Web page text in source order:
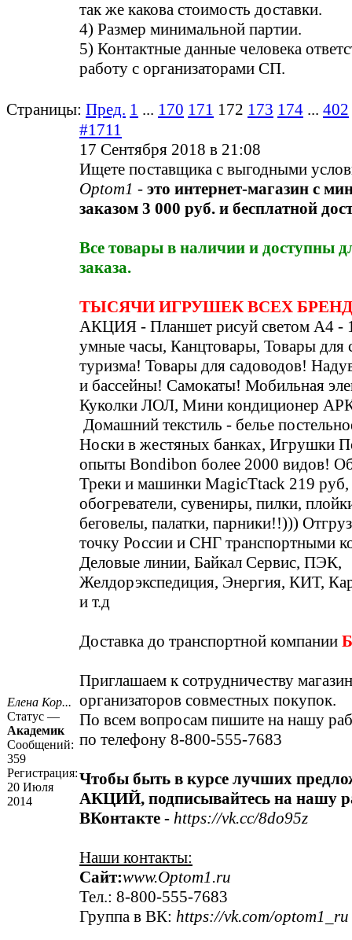
так же какова стоимость доставки.
4) Размер минимальной партии.
5) Контактные данные человека
работу с организаторами СП.
Страницы: Пред. 1 ... 170 171 172 173 174 ... 402
Елена Кор...
Статус —
Академик
Сообщений:
359
Регистрация:
20 Июля
2014
#1711
17 Сентября 2018 в 21:08
Ищете поставщика с выгодными
Optom1 - это интернет-магазин с
заказом 3 000 руб. и бесплатной
Все товары в наличии и доступны
заказа.
ТЫСЯЧИ ИГРУШЕК ВСЕХ
АКЦИЯ - Планшет рисуй светом А4 -
умные часы, Канцтовары, Товары для
туризма! Товары для садоводов!
и бассейны! Самокаты! Мобильная
Куколки ЛОЛ, Мини кондиционер
Домашний текстиль - белье
Носки в жестяных банках, Игрушки
опыты Bondibon более 2000 видов!
Треки и машинки MagicTtack 219
обогреватели, сувениры, пилки,
беговелы, палатки, парники!!)))
точку России и СНГ транспортными
Деловые линии, Байкал Сервис, ПЭК,
Желдорэкспедиция, Энергия, КИТ,
и т.д
Доставка до транспортной компании
Приглашаем к сотрудничеству
организаторов совместных покупок.
По всем вопросам пишите на нашу
по телефону 8-800-555-7683
Чтобы быть в курсе лучших
АКЦИЙ, подписывайтесь на нашу
ВКонтакте - https://vk.cc/8do95z
Наши контакты:
Сайт:www.Optom1.ru
Тел.: 8-800-555-7683
Группа в ВК: https://vk.com/optom1_ru